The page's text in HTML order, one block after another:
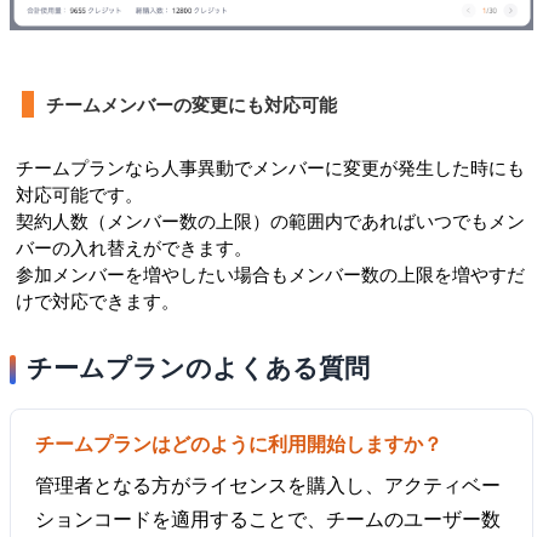
チームメンバーの変更にも対応可能
チームプランなら人事異動でメンバーに変更が発生した時にも
対応可能です。
契約人数（メンバー数の上限）の範囲内であればいつでもメン
バーの入れ替えができます。
参加メンバーを増やしたい場合もメンバー数の上限を増やすだ
けで対応できます。
チームプランのよくある質問
チームプランはどのように利用開始しますか？
管理者となる方がライセンスを購入し、アクティベー
ションコードを適用することで、チームのユーザー数